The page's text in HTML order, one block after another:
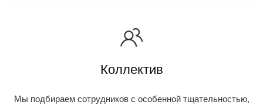
Коллектив
Мы подбираем сотрудников с особенной тщательностью,